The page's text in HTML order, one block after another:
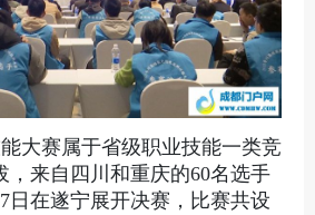
大赛属于省级职业技能一类竞
，来自四川和重庆的60名选手
日在遂宁展开决赛，比赛共设